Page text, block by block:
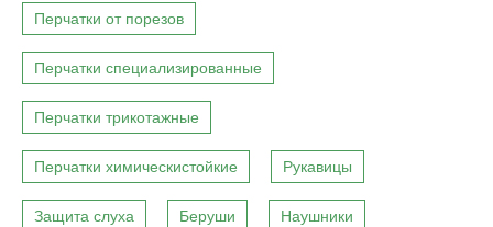
Перчатки от порезов
Перчатки специализированные
Перчатки трикотажные
Перчатки химическистойкие Рукавицы
Защита слуха Беруши Наушники